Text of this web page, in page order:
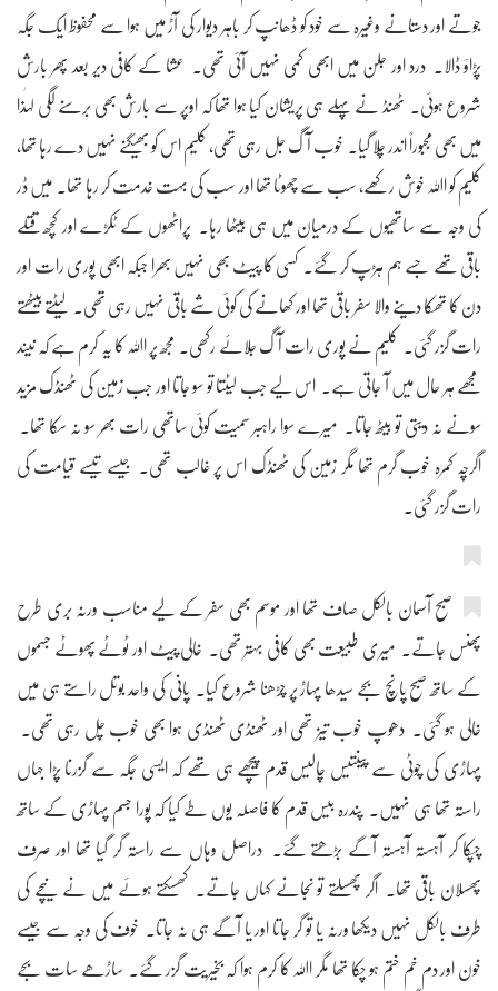
جوتے اور دستانے وغیرہ سے خود کو ڈھانپ کر باہر دیوار کی آڑ میں ہوا سے محفوظ ایک جگہ
پڑاؤ ڈالا۔ درد اور جلن میں ابھی کمی نہیں آئی تھی۔ عشا کے کافی دیر بعد پھر بارش
شروع ہوئی۔ ٹھنڈ نے پہلے ہی پریشان کیا ہوا تھا کہ اوپر سے بارش بھی برسنے لگی لہٰذا
میں بھی مجبوراً اندر چلا گیا۔ خوب آگ جل رہی تھی، کلیم اس کو بھیگنے نہیں دے رہا تھا،
کلیم کو اﷲ خوش رکھے، سب سے چھوٹا تھا اور سب کی بہت خدمت کر رہا تھا۔ میں ڈر
کی وجہ سے ساتھیوں کے درمیان میں ہی بیٹھا رہا۔ پراٹھوں کے ٹکڑے اور کچھ قتلے
باقی تھے جسے ہم ہڑپ کر گئے۔ کسی کا پیٹ بھی نہیں بھرا جبکہ ابھی پوری رات اور
دن کا تھکا دینے والا سفر باقی تھا اور کھانے کی کوئی شے باقی نہیں رہی تھی۔ لیٹتے بیٹھتے
رات گزر گئی۔ کلیم نے پوری رات آگ جلائے رکھی۔ مجھ پر اﷲ کا یہ کرم ہے کہ نیند
مجھے ہر حال میں آ جاتی ہے۔ اس لیے جب لیٹتا تو سو جاتا اور جب زمین کی ٹھنڈک مزید
سونے نہ دیتی تو بیٹھ جاتا۔ میرے سوا راہبر سمیت کوئی ساتھی رات بھر سو نہ سکا تھا۔
اگرچہ کمرہ خوب گرم تھا مگر زمین کی ٹھنڈک اس پر غالب تھی۔ جیسے تیسے قیامت کی
رات گزر گئی۔
صبح آسمان بالکل صاف تھا اور موسم بھی سفر کے لیے مناسب ورنہ بری طرح
پھنس جاتے۔ میری طبیعت بھی کافی بہتر تھی۔ خالی پیٹ اور ٹوٹے پھوٹے جسموں
کے ساتھ صبح پانچ بجے سیدھا پہاڑ پر چڑھنا شروع کیا۔ پانی کی واحد بوتل راستے ہی میں
خالی ہو گئی۔ دھوپ خوب تیز تھی اور ٹھنڈی ٹھنڈی ہوا بھی خوب چل رہی تھی۔
پہاڑی کی چوٹی سے پینتیس چالیس قدم پیچھے ہی تھے کہ ایسی جگہ سے گزرنا پڑا جہاں
راستہ تھا ہی نہیں۔ پندرہ بیس قدم کا فاصلہ یوں طے کیا کہ پورا جسم پہاڑی کے ساتھ
چپکا کر آہستہ آہستہ آگے بڑھتے گئے۔ دراصل وہاں سے راستہ گر گیا تھا اور صرف
پھسلان باقی تھا۔ اگر پھسلتے تو نجانے کہاں جاتے۔ کھسکتے ہوئے میں نے نیچے کی
طرف بالکل نہیں دیکھا ورنہ یا تو گر جاتا اور یا آگے ہی نہ جاتا۔ خوف کی وجہ سے جیسے
خون اور دم خم ختم ہو چکا تھا مگر اﷲ کا کرم ہوا کہ بخیریت گزر گئے۔ ساڑھے سات بجے